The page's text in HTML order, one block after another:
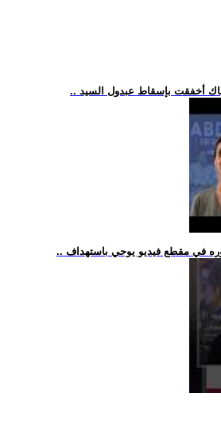
أخفقت بإسقاط عبدول السيد
في مقطع فيديو يوحي باستهداف